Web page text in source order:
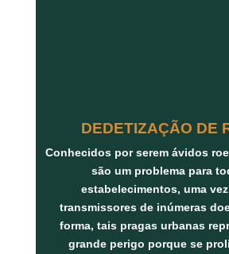
DEDETIZAÇÃO DE
Conhecidos por serem ávidos
são um problema para
estabelecimentos, uma
transmissores de inúmeras
forma, tais pragas urbanas
grande perigo porque se